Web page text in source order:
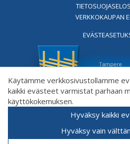
Käytämme verkkosivustollamme
kaikki evästeet varmistat parhaan
käyttökokemuksen.
Hyväksy kaikki
Hyväksy vain
VERKKOKAUPAN